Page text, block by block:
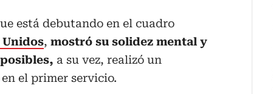
está debutando en el cuadro
Unidos, mostró su solidez mental y
posibles, a su vez, realizó un
el primer servicio.